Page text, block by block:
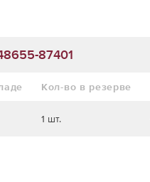
87401
Кол-во в резерве
1 шт.